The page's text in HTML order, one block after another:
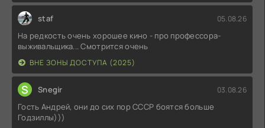
staf 05.08.26
На редкость очень хорошее кино - про профессора-
выживальщика... Смотрится очень
ВНЕ ЗОНЫ ДОСТУПА (2025)
S Snegir 03.08.26
Гость Андрей, они до сих пор СССР боятся больше
Годзиллы)))